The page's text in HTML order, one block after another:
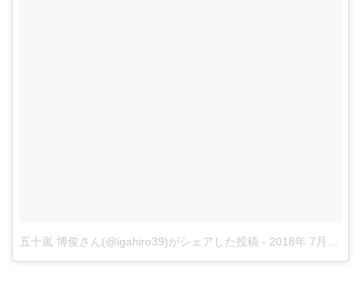
五十嵐 博俊さん(@igahiro39)がシェアした投稿 - 2018年 7月月15日午前5時06分PDT